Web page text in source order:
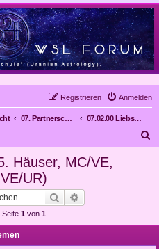
Anmelden
Registrieren
07. Partnerschaften
07.02.00 Liebschaften (5. Häuser, MC/VE, AS/VE, KN/VE, ME/VE, VE/UR)
Häuser, MC/VE,
UR)
Suche
Seite 1 von 1